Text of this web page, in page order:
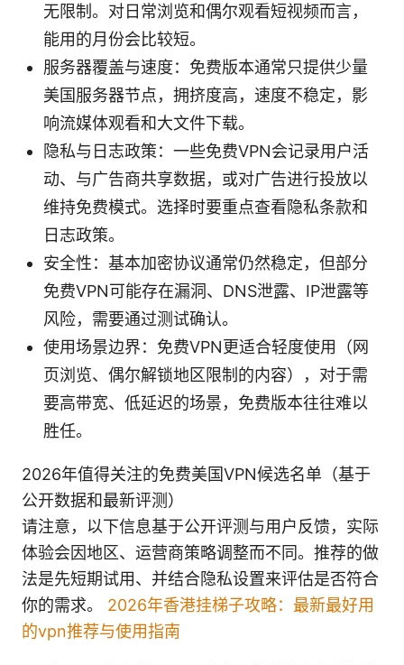
无限制。对日常浏览和偶尔观看短视频而言，
能用的月份会比较短。
服务器覆盖与速度：免费版本通常只提供少量
美国服务器节点，拥挤度高，速度不稳定，影
响流媒体观看和大文件下载。
隐私与日志政策：一些免费VPN会记录用户活
动、与广告商共享数据，或对广告进行投放以
维持免费模式。选择时要重点查看隐私条款和
日志政策。
安全性：基本加密协议通常仍然稳定，但部分
免费VPN可能存在漏洞、DNS泄露、IP泄露等
风险，需要通过测试确认。
使用场景边界：免费VPN更适合轻度使用（网
页浏览、偶尔解锁地区限制的内容），对于需
要高带宽、低延迟的场景，免费版本往往难以
胜任。
2026年值得关注的免费美国VPN候选名单（基于
公开数据和最新评测）
请注意，以下信息基于公开评测与用户反馈，实际
体验会因地区、运营商策略调整而不同。推荐的做
法是先短期试用、并结合隐私设置来评估是否符合
你的需求。 2026年香港挂梯子攻略：最新最好用
的vpn推荐与使用指南